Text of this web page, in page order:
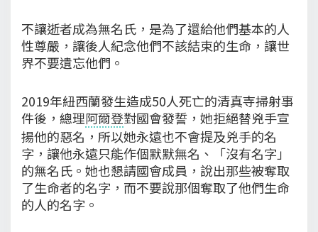
不讓逝者成為無名氏，是為了還給他們基本的人
性尊嚴，讓後人紀念他們不該結束的生命，讓世
界不要遺忘他們。
2019年紐西蘭發生造成50人死亡的清真寺掃射事
件後，總理阿爾登對國會發誓，她拒絕替兇手宣
揚他的惡名，所以她永遠也不會提及兇手的名
字，讓他永遠只能作個默默無名、「沒有名字」
的無名氏。她也懇請國會成員，說出那些被奪取
了生命者的名字，而不要說那個奪取了他們生命
的人的名字。